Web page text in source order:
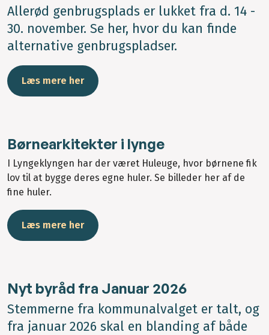
Allerød genbrugsplads er lukket fra d. 14 -
30. november. Se her, hvor du kan finde
alternative genbrugspladser.
Læs mere her
Børnearkitekter i lynge
I Lyngeklyngen har der været Huleuge, hvor børnene fik
lov til at bygge deres egne huler. Se billeder her af de
fine huler.
Læs mere her
Nyt byråd fra Januar 2026
Stemmerne fra kommunalvalget er talt, og
fra januar 2026 skal en blanding af både